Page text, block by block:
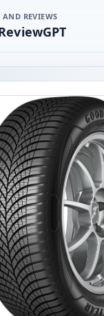
REVIEWS